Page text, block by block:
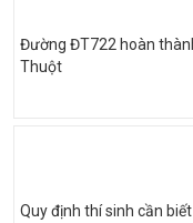
Đường ĐT722 hoàn
Thuột
Quy định thí sinh cần